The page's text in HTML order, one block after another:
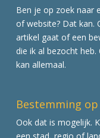
Ben je op zoek naar
of website? Dat kan.
artikel gaat of een
die ik al bezocht
kan allemaal.
Bestemming
Ook dat is mogelijk.
een stad, regio of